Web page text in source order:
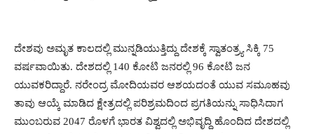
ದೇಶವು ಅಮೃತ ಕಾಲದಲ್ಲಿ ಮುನ್ನಡಿಯುತ್ತಿದ್ದು ದೇಶಕ್ಕೆ ಸ್ವಾತಂತ್ರ್ಯ ಸಿಕ್ಕಿ 75
ವರ್ಷವಾಯಿತು. ದೇಶದಲ್ಲಿ 140 ಕೋಟಿ ಜನರಲ್ಲಿ 96 ಕೋಟಿ ಜನ
ಯುವಕರಿದ್ದಾರೆ. ನರೇಂದ್ರ ಮೋದಿಯವರ ಆಶಯದಂತೆ ಯುವ ಸಮೂಹವು
ತಾವು ಆಯ್ಕೆ ಮಾಡಿದ ಕ್ಷೇತ್ರದಲ್ಲಿ ಪರಿಶ್ರಮದಿಂದ ಪ್ರಗತಿಯನ್ನು ಸಾಧಿಸಿದಾಗ
ಮುಂಬರುವ 2047 ರೊಳಗೆ ಭಾರತ ವಿಶ್ವದಲ್ಲಿ ಅಭಿವೃದ್ದಿ ಹೊಂದಿದ ದೇಶದಲ್ಲಿ